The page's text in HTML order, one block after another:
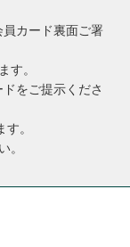
カード裏面ご署
す。
をご提示くださ
。
。